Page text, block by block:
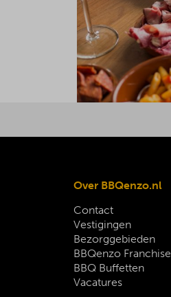
Over BBQenzo.nl
Contact
Vestigingen
Bezorggebieden
BBQenzo Franchise
BBQ Buffetten
Vacatures